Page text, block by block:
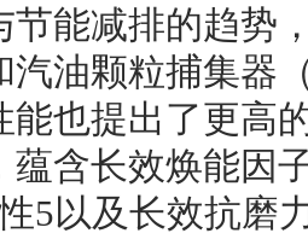
节能减排的趋势
汽油颗粒捕集器
能也提出了更高
蕴含长效焕能因
5以及长效抗磨